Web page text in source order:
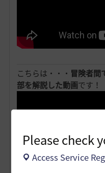
Please check
Access Service
こちらは・・・ 冒険者間
部を解説した動画です！